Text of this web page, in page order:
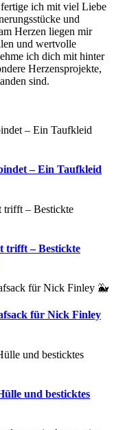
ich mit viel Liebe
und
Herzen liegen mir
und wertvolle
ich dich mit hinter
Herzensprojekte,
sind.
– Ein Taufkleid
trifft – Bestickte
für Nick Finley
und besticktes